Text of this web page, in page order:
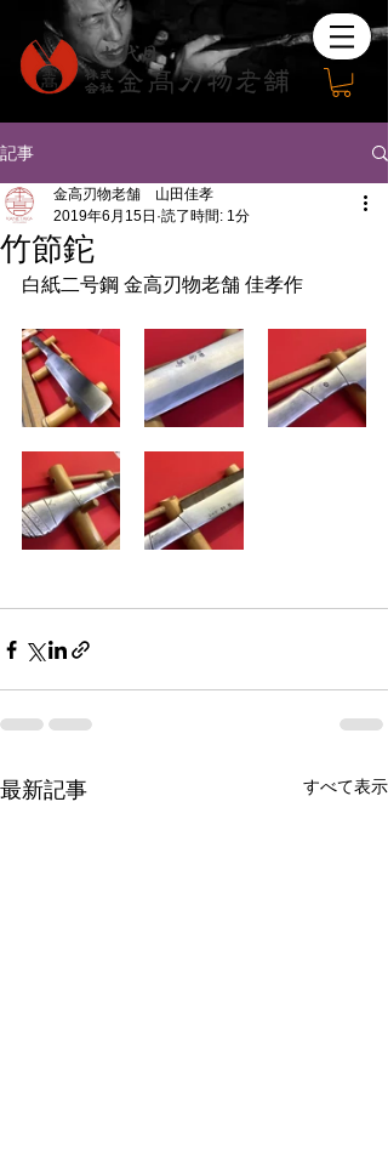
記事
竹節鉈
金高刃物老舗 山田佳孝
2019年6月15日 読了時間: 1分
白紙二号鋼 金高刃物老舗 佳孝作
最新記事 すべて表示